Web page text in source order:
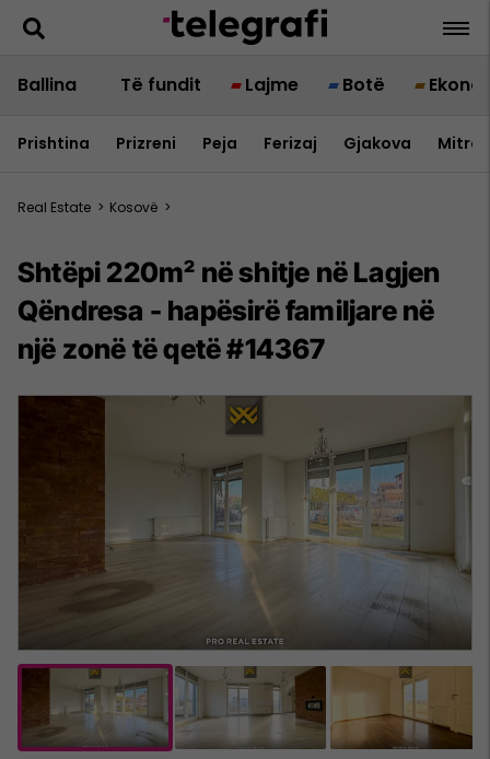
Ballina Të fundit Lajme Botë
Prishtina Prizreni Peja Ferizaj Gjakova
Real Estate > Kosovë >
​Shtëpi 220m² në shitje në Lagjen
Qëndresa - hapësirë familjare në
një zonë të qetë #14367